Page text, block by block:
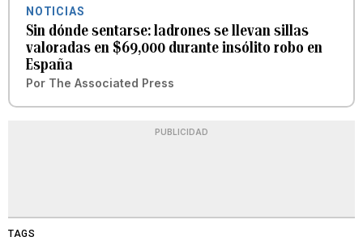
NOTICIAS
Sin dónde sentarse: ladrones se llevan sillas
valoradas en $69,000 durante insólito robo en
España
Por The Associated Press
PUBLICIDAD
TAGS